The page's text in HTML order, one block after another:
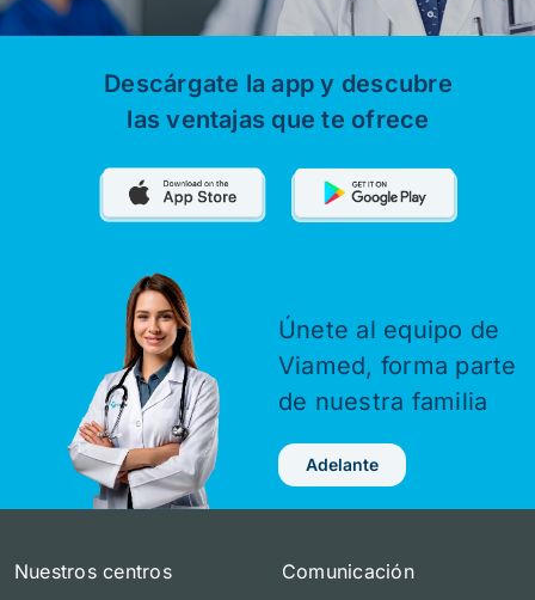
Descárgate la app y descubre
las ventajas que te ofrece
Únete al equipo de
Viamed, forma parte
de nuestra familia
Adelante
Nuestros centros
Comunicación